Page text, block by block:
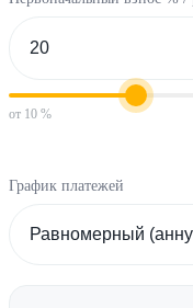
от 10 %
График платежей